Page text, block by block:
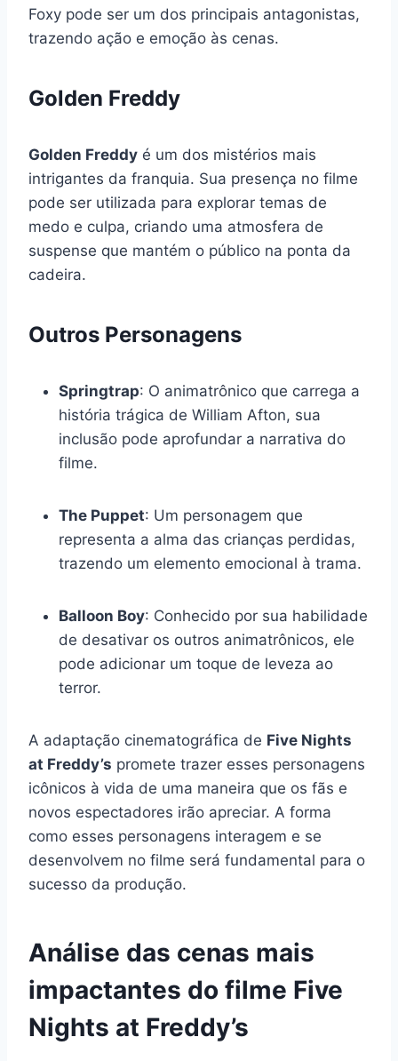
Foxy pode ser um dos principais antagonistas,
trazendo ação e emoção às cenas.
Golden Freddy
Golden Freddy é um dos mistérios mais
intrigantes da franquia. Sua presença no filme
pode ser utilizada para explorar temas de
medo e culpa, criando uma atmosfera de
suspense que mantém o público na ponta da
cadeira.
Outros Personagens
Springtrap: O animatrônico que carrega a
história trágica de William Afton, sua
inclusão pode aprofundar a narrativa do
filme.
The Puppet: Um personagem que
representa a alma das crianças perdidas,
trazendo um elemento emocional à trama.
Balloon Boy: Conhecido por sua habilidade
de desativar os outros animatrônicos, ele
pode adicionar um toque de leveza ao
terror.
A adaptação cinematográfica de Five Nights
at Freddy’s promete trazer esses personagens
icônicos à vida de uma maneira que os fãs e
novos espectadores irão apreciar. A forma
como esses personagens interagem e se
desenvolvem no filme será fundamental para o
sucesso da produção.
Análise das cenas mais
impactantes do filme Five
Nights at Freddy’s